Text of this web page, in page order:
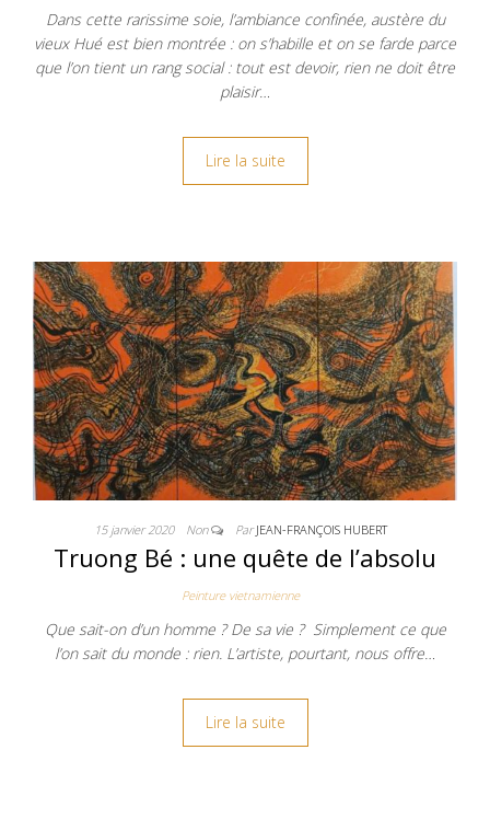
Dans cette rarissime soie, l’ambiance confinée, austère du
vieux Hué est bien montrée : on s’habille et on se farde parce
que l’on tient un rang social : tout est devoir, rien ne doit être
plaisir…
Lire la suite
15 janvier 2020 Non ParJEAN-FRANÇOIS HUBERT
Truong Bé : une quête de l’absolu
Peinture vietnamienne
Que sait-on d’un homme ? De sa vie ? Simplement ce que
l’on sait du monde : rien. L’artiste, pourtant, nous offre…
Lire la suite